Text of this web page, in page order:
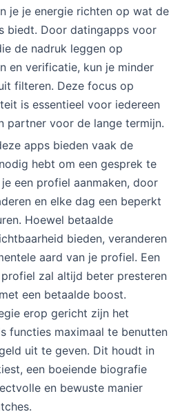
je je energie richten op wat de
biedt. Door datingapps voor
de nadruk leggen op
en verificatie, kun je minder
filteren. Deze focus op
is essentieel voor iedereen
partner voor de lange termijn.
apps bieden vaak de
hebt om een gesprek te
een profiel aanmaken, door
en elke dag een beperkt
Hoewel betaalde
bieden, veranderen
aard van je profiel. Een
zal altijd beter presteren
een betaalde boost.
erop gericht zijn het
functies maximaal te benutten
uit te geven. Dit houdt in
een boeiende biografie
en bewuste manier